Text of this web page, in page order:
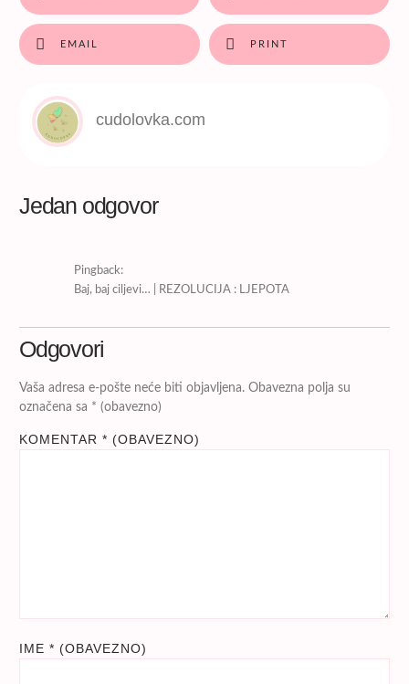
EMAIL PRINT
cudolovka.com
Jedan odgovor
Pingback:
Baj, baj ciljevi… | REZOLUCIJA : LJEPOTA
Odgovori
Vaša adresa e-pošte neće biti objavljena. Obavezna polja su
označena sa * (obavezno)
KOMENTAR * (OBAVEZNO)
IME * (OBAVEZNO)